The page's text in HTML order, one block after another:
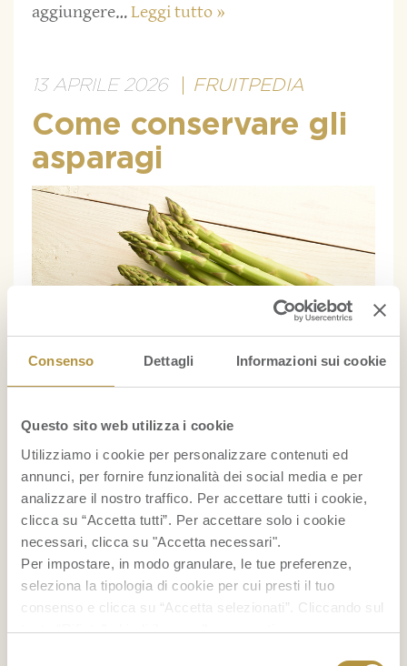
Consenso Dettagli Informazioni sui cookie
Questo sito web utilizza i cookie
Utilizziamo i cookie per personalizzare contenuti ed
annunci, per fornire funzionalità dei social media e per
analizzare il nostro traffico. Per accettare tutti i cookie,
clicca su “Accetta tutti”. Per accettare solo i cookie
necessari, clicca su "Accetta necessari".
Per impostare, in modo granulare, le tue preferenze,
seleziona la tipologia di cookie per cui presti il tuo
consenso e clicca su “Accetta selezionati”. Cliccando sul
tasto “Rifiuta” chiudi il pannello per continuare senza
aggiungere…Leggi tutto »
13 APRILE 2026 FRUITPEDIA
Come conservare gli
asparagi
Gli asparagi sono ortaggi primaverili
apprezzati per il loro gusto delicato e la loro
grande versatilità in cucina. Dalle
preparazioni più semplici a quelle più
creative, sapere come cucinare gli asparagi ti
aiuta a valorizzarne sapore e consistenza